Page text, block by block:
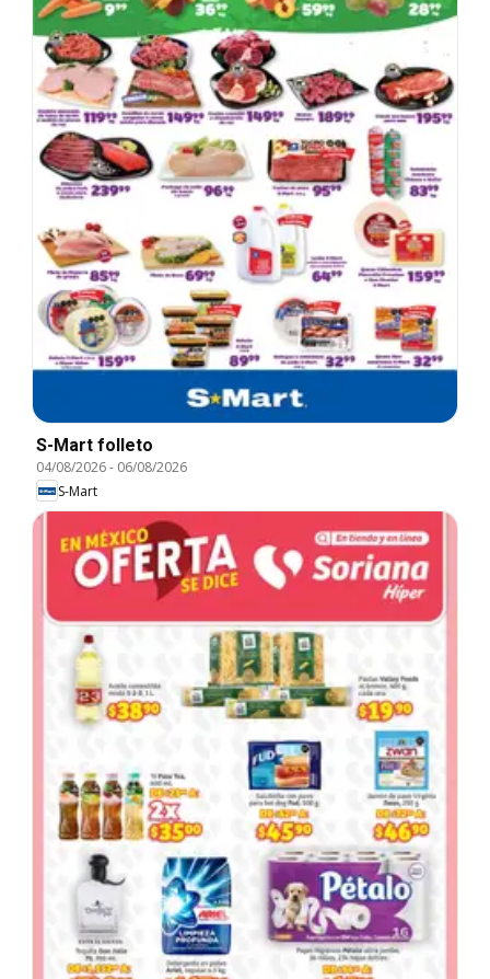
S-Mart folleto
04/08/2026- 06/08/2026
S-Mart